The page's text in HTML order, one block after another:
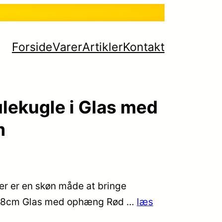
ForsideVarerArtiklerKontakt
i Glas med
er en skøn måde at bringe
Glas med ophæng Rød … læs